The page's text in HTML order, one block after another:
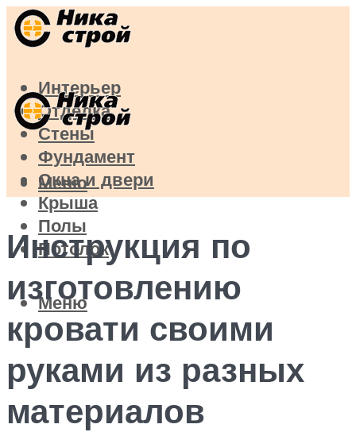
Интерьер
Отделка
Стены
Фундамент
Окна и двери
Крыша
Полы
Потолок
Меню
Меню
Инструкция по
изготовлению
кровати своими
руками из разных
материалов